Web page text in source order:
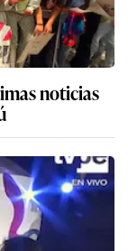
noticias